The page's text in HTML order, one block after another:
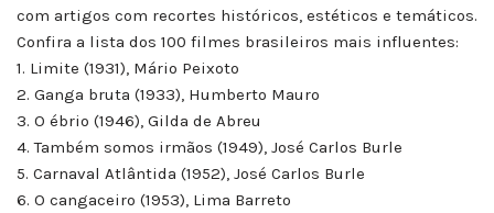
com artigos com recortes históricos, estéticos e temáticos.
Confira a lista dos 100 filmes brasileiros mais influentes:
1. Limite (1931), Mário Peixoto
2. Ganga bruta (1933), Humberto Mauro
3. O ébrio (1946), Gilda de Abreu
4. Também somos irmãos (1949), José Carlos Burle
5. Carnaval Atlântida (1952), José Carlos Burle
6. O cangaceiro (1953), Lima Barreto